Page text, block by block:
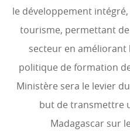
le développement
tourisme, permettant
secteur en améliorant l
politique de formation
Ministère sera le levier
but de transmettre
Madagascar sur